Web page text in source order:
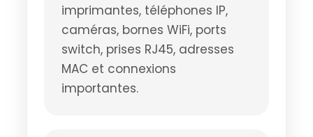
imprimantes, téléphones IP,
caméras, bornes WiFi, ports
switch, prises RJ45, adresses
MAC et connexions
importantes.